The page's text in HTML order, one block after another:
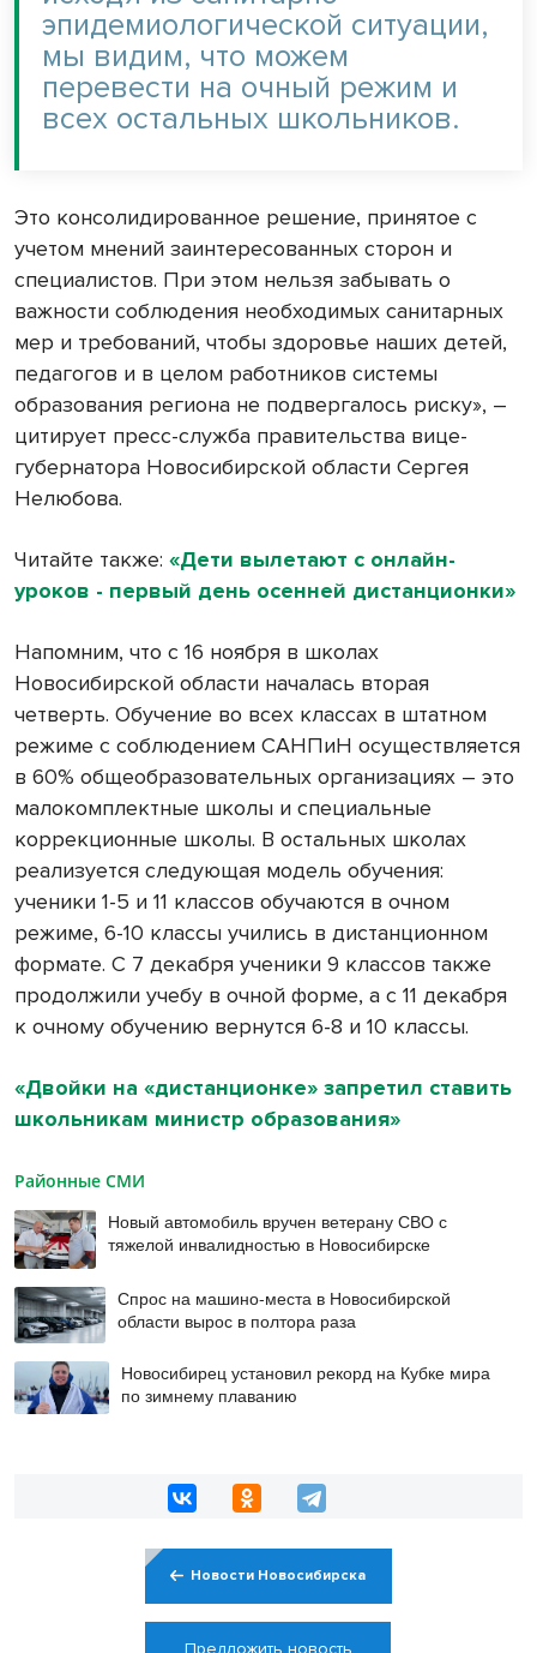
эпидемиологической ситуации,
мы видим, что можем
перевести на очный режим и
всех остальных школьников.
Это консолидированное решение, принятое с
учетом мнений заинтересованных сторон и
специалистов. При этом нельзя забывать о
важности соблюдения необходимых санитарных
мер и требований, чтобы здоровье наших детей,
педагогов и в целом работников системы
образования региона не подвергалось риску», –
цитирует пресс-служба правительства вице-
губернатора Новосибирской области Сергея
Нелюбова.
Читайте также: «Дети вылетают с онлайн-
уроков - первый день осенней дистанционки»
Напомним, что с 16 ноября в школах
Новосибирской области началась вторая
четверть. Обучение во всех классах в штатном
режиме с соблюдением САНПиН осуществляется
в 60% общеобразовательных организациях – это
малокомплектные школы и специальные
коррекционные школы. В остальных школах
реализуется следующая модель обучения:
ученики 1-5 и 11 классов обучаются в очном
режиме, 6-10 классы учились в дистанционном
формате. С 7 декабря ученики 9 классов также
продолжили учебу в очной форме, а с 11 декабря
к очному обучению вернутся 6-8 и 10 классы.
«Двойки на «дистанционке» запретил ставить
школьникам министр образования»
Районные СМИ
Новый автомобиль вручен ветерану СВО с
тяжелой инвалидностью в Новосибирске
Спрос на машино-места в Новосибирской
области вырос в полтора раза
Новосибирец установил рекорд на Кубке мира
по зимнему плаванию
Новости Новосибирска
Предложить новость